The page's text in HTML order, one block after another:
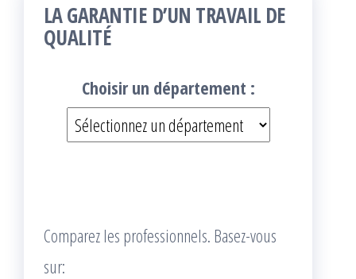
LA GARANTIE D’UN TRAVAIL DE
QUALITÉ
Choisir un département :
Comparez les professionnels. Basez-vous
sur: